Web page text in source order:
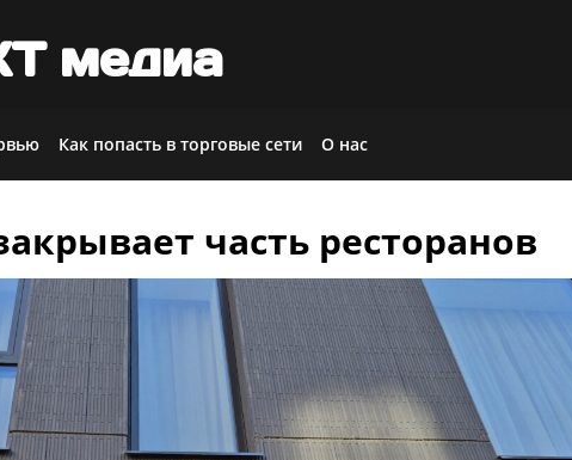
медиа
Как попасть в торговые сети О нас
часть ресторанов